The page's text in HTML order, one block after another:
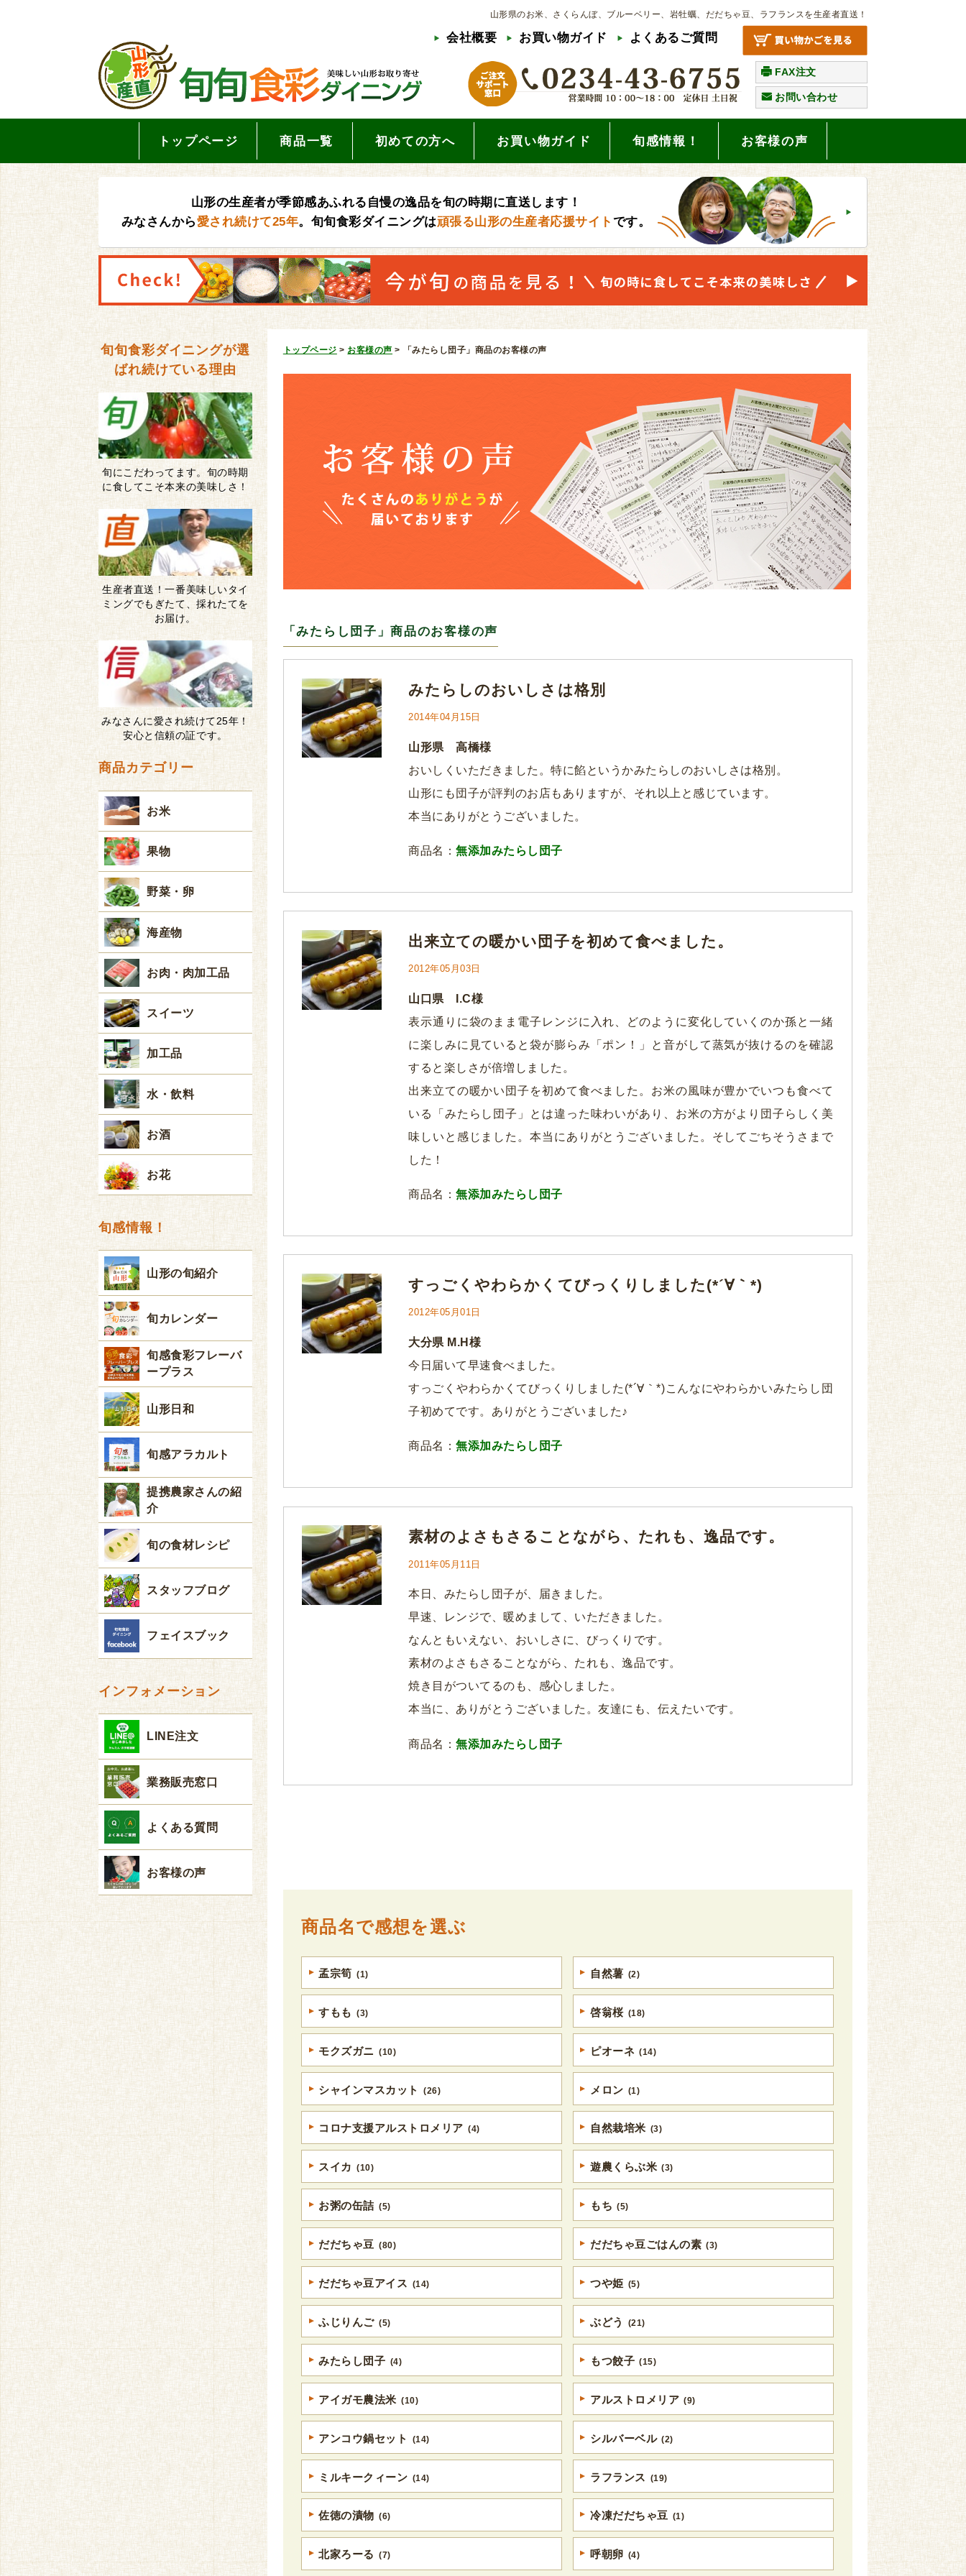
山形県のお米、さくらんぼ、ブルーベリー、岩牡蠣、だだちゃ豆、ラフランスを生産者直送！
会社概要 お買い物ガイド よくあるご質問
FAX注文
お問い合わせ
トップページ 商品一覧 初めての方へ お買い物ガイド 旬感情報！ お客様の声
山形の生産者が季節感あふれる自慢の逸品を旬の時期に直送します！
みなさんから愛され続けて25年。旬旬食彩ダイニングは頑張る山形の生産者応援サイト です。
トップページ > お客様の声 > 「みたらし団子」商品のお客様の声
「みたらし団子」商品のお客様の声
みたらしのおいしさは格別
2014年04月15日
山形県 高橋様
おいしくいただきました。特に餡というかみたらしのおいしさは格別。
山形にも団子が評判のお店もありますが、それ以上と感じています。
本当にありがとうございました。
商品名：無添加みたらし団子
出来立ての暖かい団子を初めて食べました。
2012年05月03日
山口県 I.C様
表示通りに袋のまま電子レンジに入れ、どのように変化していくのか孫と一緒
に楽しみに見ていると袋が膨らみ「ポン！」と音がして蒸気が抜けるのを確認
すると楽しさが倍増しました。
出来立ての暖かい団子を初めて食べました。お米の風味が豊かでいつも食べて
いる「みたらし団子」とは違った味わいがあり、お米の方がより団子らしく美
味しいと感じました。本当にありがとうございました。そしてごちそうさまで
した！
商品名：無添加みたらし団子
すっごくやわらかくてびっくりしました(*´∀｀*)
2012年05月01日
大分県 M.H様
今日届いて早速食べました。
すっごくやわらかくてびっくりしました(*´∀｀*)こんなにやわらかいみたらし団
子初めてです。ありがとうございました♪
商品名：無添加みたらし団子
素材のよさもさることながら、たれも、逸品です。
2011年05月11日
本日、みたらし団子が、届きました。
早速、レンジで、暖めまして、いただきました。
なんともいえない、おいしさに、びっくりです。
素材のよさもさることながら、たれも、逸品です。
焼き目がついてるのも、感心しました。
本当に、ありがとうございました。友達にも、伝えたいです。
商品名：無添加みたらし団子
商品名で感想を選ぶ
孟宗筍 (1) 自然薯 (2)
すもも (3) 啓翁桜 (18)
モクズガニ (10) ピオーネ (14)
シャインマスカット (26) メロン (1)
コロナ支援アルストロメリア (4) 自然栽培米 (3)
スイカ (10) 遊農くらぶ米 (3)
お粥の缶詰 (5) もち (5)
だだちゃ豆 (80) だだちゃ豆ごはんの素 (3)
だだちゃ豆アイス (14) つや姫 (5)
ふじりんご (5) ぶどう (21)
みたらし団子 (4) もつ餃子 (15)
アイガモ農法米 (10) アルストロメリア (9)
アンコウ鍋セット (14) シルバーベル (2)
ミルキークィーン (14) ラフランス (19)
佐徳の漬物 (6) 冷凍だだちゃ豆 (1)
北家ろーる (7) 呼朝卵 (4)
旬旬食彩ダイニングが選
ばれ続けている理由
旬にこだわってます。旬の時期
に食してこそ本来の美味しさ！
生産者直送！一番美味しいタイ
ミングでもぎたて、採れたてを
お届け。
みなさんに愛され続けて25年！
安心と信頼の証です。
商品カテゴリー
お米
果物
野菜・卵
海産物
お肉・肉加工品
スイーツ
加工品
水・飲料
お酒
お花
旬感情報！
山形の旬紹介
旬カレンダー
旬感食彩フレーバ
ープラス
山形日和
旬感アラカルト
提携農家さんの紹
介
旬の食材レシピ
スタッフブログ
フェイスブック
インフォメーション
LINE注文
業務販売窓口
よくある質問
お客様の声